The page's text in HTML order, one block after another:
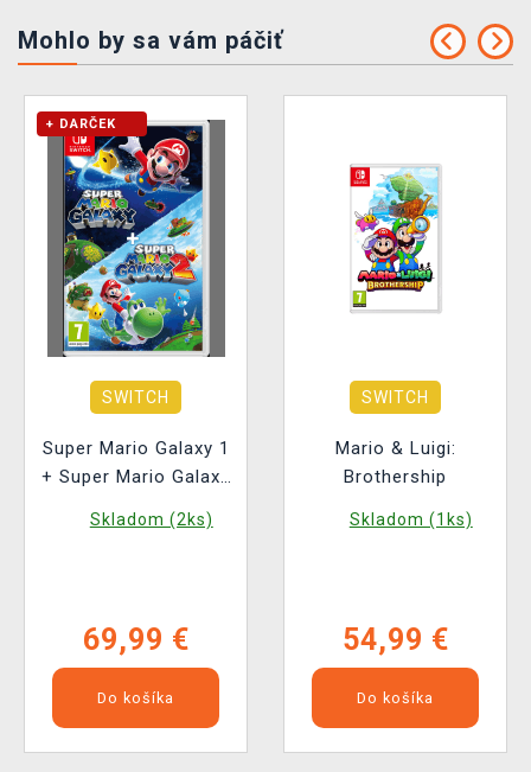
Mohlo by sa vám páčiť
+ DARČEK
SWITCH
Super Mario Galaxy 1
+ Super Mario Galaxy
Skladom (2ks)
69,99 €
Do košíka
SWITCH
Mario & Luigi:
Brothership
Skladom (1ks)
54,99 €
Do košíka